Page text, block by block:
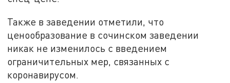
Также в заведении отметили, что
ценообразование в сочинском заведении
никак не изменилось с введением
ограничительных мер, связанных с
коронавирусом.